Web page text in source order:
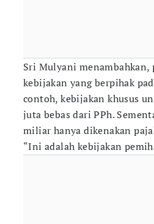
Sri Mulyani
kebijakan yang berpihak
contoh, kebijakan khusus
juta bebas dari PPh.
miliar hanya dikenakan
“Ini adalah kebijakan